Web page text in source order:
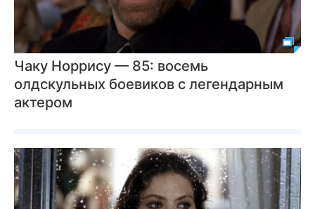
Чаку Норрису — 85: восемь
олдскульных боевиков с легендарным
актером